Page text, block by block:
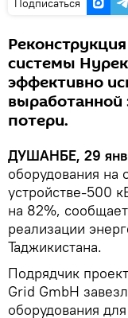
Подписаться
системы
эффективно
выработанной
потери.
ДУШАНБЕ, 29
оборудования на
устройстве-500
на 82%,
реализации
Таджикистана.
Подрядчик
Grid GmbH
оборудования